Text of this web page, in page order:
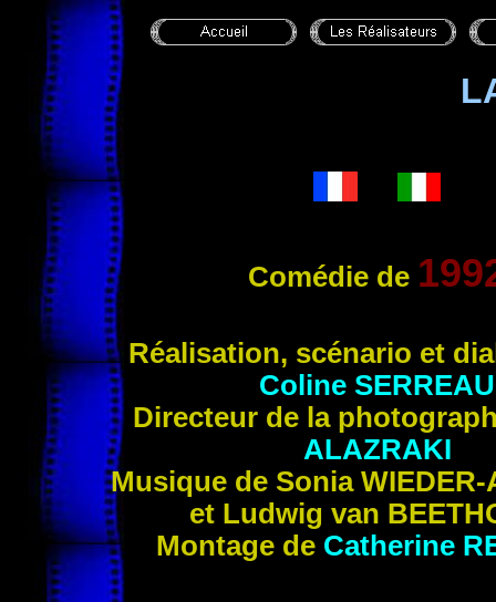
Comédie de 19
Réalisation, scénario et
Coline SERREAU
Directeur de la
ALAZRAKI
Musique de Sonia WIEDER-
et Ludwig van
Montage de Catherine